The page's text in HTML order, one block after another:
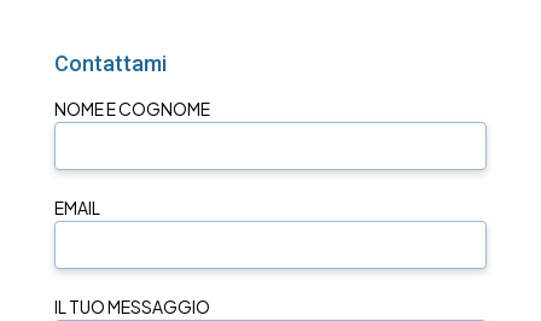
Contattami
NOME E COGNOME
EMAIL
IL TUO MESSAGGIO